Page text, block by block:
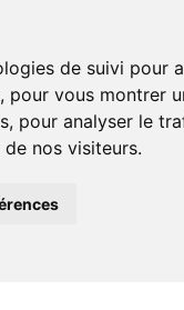
de suivi pour
pour vous montrer
pour analyser le
nos visiteurs.